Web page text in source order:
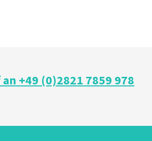
an +49 (0)2821 7859 978